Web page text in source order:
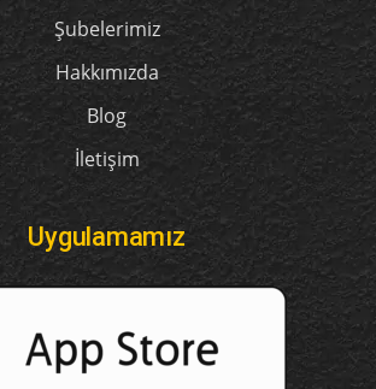
Şubelerimiz
Hakkımızda
Blog
İletişim
Uygulamamız